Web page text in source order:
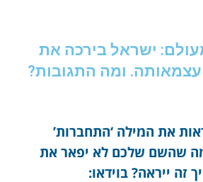
ישראל בירכה את
עצמאותה. ומה התגובות?
את המילה ‘התחברות’
שהשם שלכם לא יפאר את
זה ייראה? בוידאו: